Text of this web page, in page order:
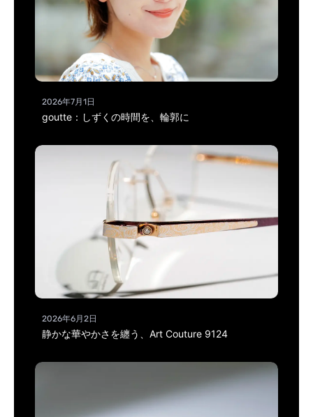
2026年7月1日
goutte：しずくの時間を、輪郭に
2026年6月2日
静かな華やかさを纏う、Art Couture 9124